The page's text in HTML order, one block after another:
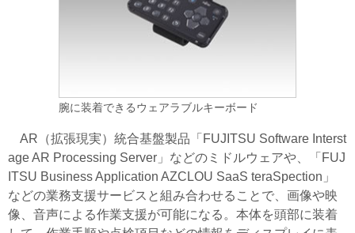
腕に装着できるウェアラブルキーボード
AR（拡張現実）統合基盤製品「FUJITSU Software Interst
age AR Processing Server」などのミドルウェアや、「FUJ
ITSU Business Application AZCLOU SaaS teraSpection」
などの業務支援サービスと組み合わせることで、画像や映
像、音声による作業支援が可能になる。本体を頭部に装着